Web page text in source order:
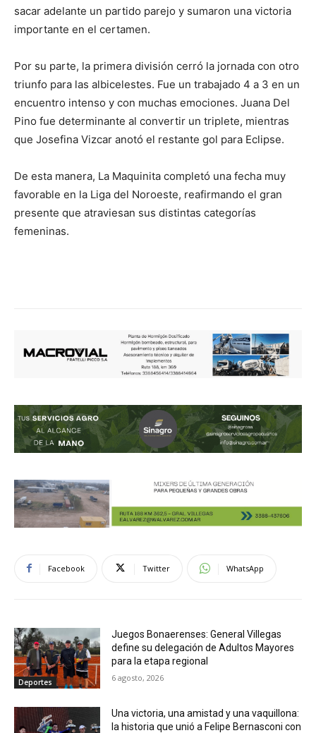
sacar adelante un partido parejo y sumaron una victoria
importante en el certamen.
Por su parte, la primera división cerró la jornada con otro
triunfo para las albicelestes. Fue un trabajado 4 a 3 en un
encuentro intenso y con muchas emociones. Juana Del
Pino fue determinante al convertir un triplete, mientras
que Josefina Vizcar anotó el restante gol para Eclipse.
De esta manera, La Maquinita completó una fecha muy
favorable en la Liga del Noroeste, reafirmando el gran
presente que atraviesan sus distintas categorías
femeninas.
Facebook Twitter WhatsApp
Deportes
Juegos Bonaerenses: General Villegas
define su delegación de Adultos Mayores
para la etapa regional
6 agosto, 2026
Una victoria, una amistad y una vaquillona:
la historia que unió a Felipe Bernasconi con